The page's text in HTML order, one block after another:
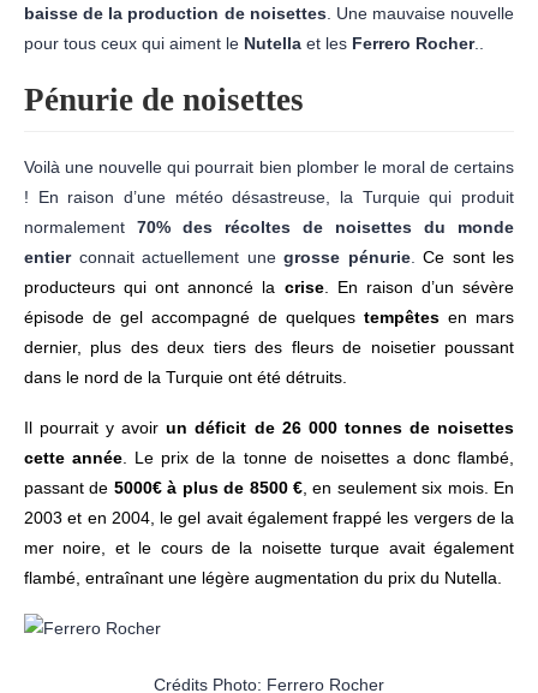
baisse de la production de noisettes. Une mauvaise nouvelle
pour tous ceux qui aiment le Nutella et les Ferrero Rocher..
Pénurie de noisettes
Voilà une nouvelle qui pourrait bien plomber le moral de certains
! En raison d’une météo désastreuse, la Turquie qui produit
normalement 70% des récoltes de noisettes du monde
entier connait actuellement une grosse pénurie. Ce sont les
producteurs qui ont annoncé la crise. En raison d’un sévère
épisode de gel accompagné de quelques tempêtes en mars
dernier, plus des deux tiers des fleurs de noisetier poussant
dans le nord de la Turquie ont été détruits.
Il pourrait y avoirun déficit de 26 000 tonnes de noisettes
cette année . Le prix de la tonne de noisettes a donc flambé,
passant de 5000€ à plus de 8500 €, en seulement six mois. En
2003 et en 2004, le gel avait également frappé les vergers de la
mer noire, et le cours de la noisette turque avait également
flambé, entraînant une légère augmentation du prix du Nutella.
Crédits Photo: Ferrero Rocher